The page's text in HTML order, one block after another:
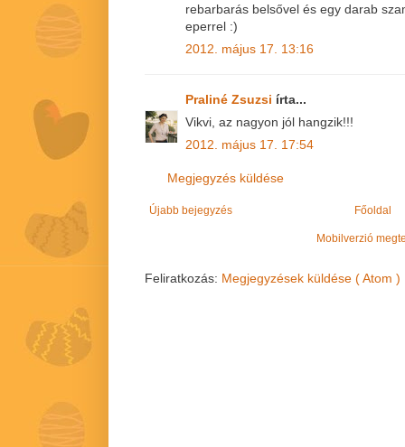
rebarbarás belsővel és egy darab
eperrel :)
2012. május 17. 13:16
Praliné Zsuzsi írta...
Vikvi, az nagyon jól hangzik!!!
2012. május 17. 17:54
Megjegyzés küldése
Újabb bejegyzés Főoldal
Mobilverzió
Feliratkozás: Megjegyzések küldése ( Atom )